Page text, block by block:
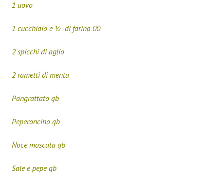
1 uovo
1 cucchiaio e ½ di farina 00
2 spicchi di aglio
2 rametti di menta
Pangrattato qb
Peperoncino qb
Noce moscata qb
Sale e pepe qb